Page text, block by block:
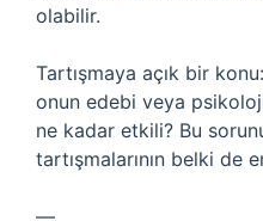
olabilir.
Tartışmaya açık bir
onun edebi veya
ne kadar etkili? Bu
tartışmalarının belki de
—